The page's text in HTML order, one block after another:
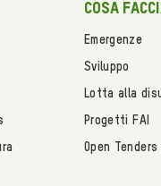
Cosa
Emergenze
Sviluppo
Lotta alla
Progetti FAI
Open Tenders